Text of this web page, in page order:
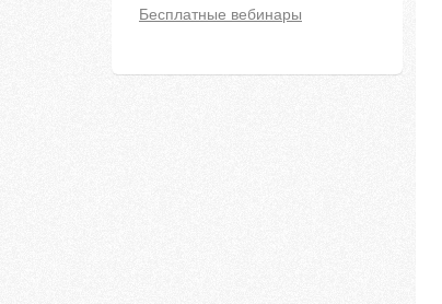
Бесплатные вебинары